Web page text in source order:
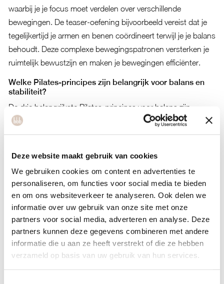
Deze website maakt gebruik van cookies
We gebruiken cookies om content en advertenties te
personaliseren, om functies voor social media te bieden
en om ons websiteverkeer te analyseren. Ook delen we
informatie over uw gebruik van onze site met onze
partners voor social media, adverteren en analyse. Deze
partners kunnen deze gegevens combineren met andere
informatie die u aan ze heeft verstrekt of die ze hebben
verzameld op basis van uw gebruik van hun services.
waarbij je je focus moet verdelen over verschillende
bewegingen. De teaser-oefening bijvoorbeeld vereist dat je
tegelijkertijd je armen en benen coördineert terwijl je je balans
behoudt. Deze complexe bewegingspatronen versterken je
ruimtelijk bewustzijn en maken je bewegingen efficiënter.
Welke Pilates-principes zijn belangrijk voor balans en
stabiliteit?
De drie belangrijkste Pilates-principes voor balans zijn
centering, concentration en control
. Centering betekent
dat alle bewegingen vanuit je core beginnen, wat zorgt voor
dat je volledig gefocust bent op elke beweging, wat de
kwaliteit en effectiviteit verhoogt.
Control behelst het bewust uitvoeren van elke beweging
zonder momentum te gebruiken. Dit principe zorgt ervoor
dat je stabiliserende spieren constant actief blijven.
Ademhaling speelt ook een cruciale rol bij het creëren van